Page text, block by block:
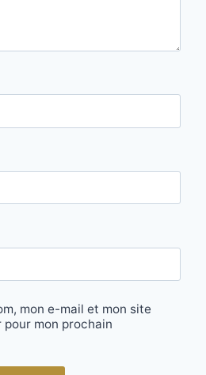
mon e-mail et mon site
mon prochain